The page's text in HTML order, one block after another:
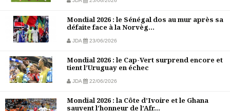
Mondial 2026 : le Sénégal dos au mur après sa
défaite face à la Norvèg...
JDA 23/06/2026
Mondial 2026 : le Cap-Vert surprend encore et
tient l’Uruguay en échec
JDA 22/06/2026
Mondial 2026 : la Côte d’Ivoire et le Ghana
sauvent l’honneur de l’Afr...